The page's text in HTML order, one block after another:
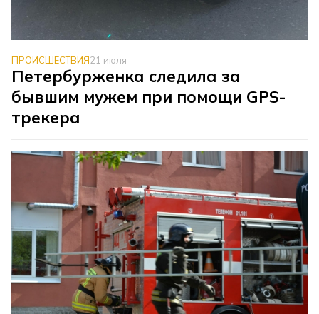
ПРОИСШЕСТВИЯ21 июля
Петербурженка следила за
бывшим мужем при помощи GPS-
трекера